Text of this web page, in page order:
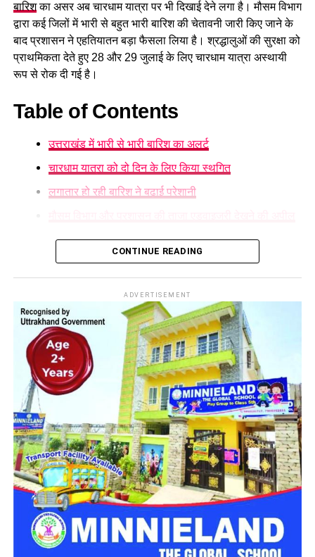
सुरक्षित घाटों पर ही स्नान करें और चेतावनी वाले स्थानों पर जाने से बचें।
बारिशका असर अब चारधाम यात्रा पर भी दिखाई देने लगा है। मौसम विभाग
द्वारा कई जिलों में भारी से बहुत भारी बारिश की चेतावनी जारी किए जाने के
बाद प्रशासन ने एहतियातन बड़ा फैसला लिया है। श्रद्धालुओं की सुरक्षा को
प्राथमिकता देते हुए 28 और 29 जुलाई के लिए चारधाम यात्रा अस्थायी
रूप से रोक दी गई है।
Table of Contents
उत्तराखंड में भारी से भारी बारिश का अलर्ट
चारधाम यात्रा को दो दिन के लिए किया स्थगित
लगातार हो रही बारिश ने बढ़ाई परेशानी
उत्तराखंड में भारी से भारी बारिश का अलर्ट
मौसम विज्ञान केंद्रने प्रदेश के कई हिस्सों में ऑरेंज अलर्ट जारी करते हुए
अगले दो दिनों तक भारी वर्षा, आकाशीय बिजली और फ्लैश फ्लड की आशंका
जताई है। लगातार हो रही बारिश के कारण कई सड़कों को नुकसान पहुंचा
है।
चारधाम यात्रा को दो दिन के लिए किया
स्थगित
चारधाम यात्रा मार्ग पर विभिन्न स्थानों पर भूस्खलन होने से आवाजाही
प्रभावित हुई है। इन्हीं परिस्थितियों को देखते हुए गढ़वाल आयुक्त आनंद
स्वरूप ने 28 और 29 जुलाई को यात्रा स्थगित करने के निर्देश जारी किए
हैं। प्रशासन का कहना है कि मौसम की स्थिति सामान्य होने और मार्ग पूरी
तरह सुरक्षित होने के बाद ही यात्रा दोबारा शुरू करने पर फैसला लिया
जाएगा।
लगातार हो रही बारिश ने बढ़ाई परेशानी
CONTINUE READING
ADVERTISEMENT